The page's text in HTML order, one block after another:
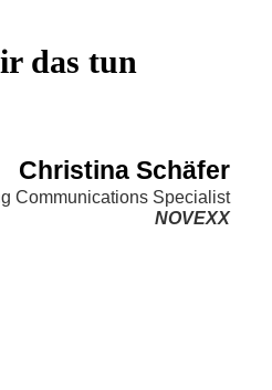
das tun
Christina Schäfer
Communications Specialist
NOVEXX